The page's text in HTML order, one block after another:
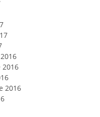
2016
2016